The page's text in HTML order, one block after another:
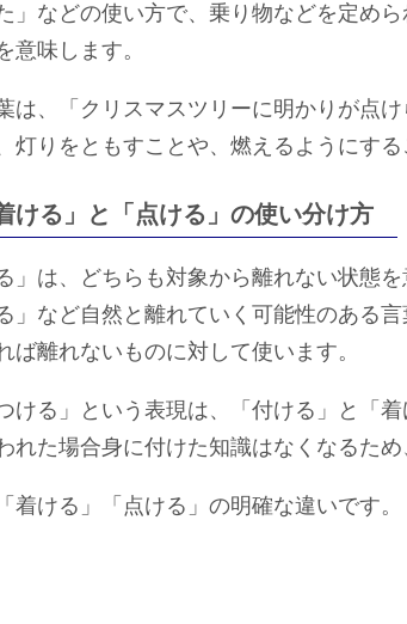
」などの使い方で、乗り物などを定め
意味します。
は、「クリスマスツリーに明かりが点
灯りをともすことや、燃えるようにする
ける」と「点ける」の使い分け方
」は、どちらも対象から離れない状態
」など自然と離れていく可能性のある
ば離れないものに対して使います。
ける」という表現は、「付ける」と「
れた場合身に付けた知識はなくなるため
着ける」「点ける」の明確な違いです。